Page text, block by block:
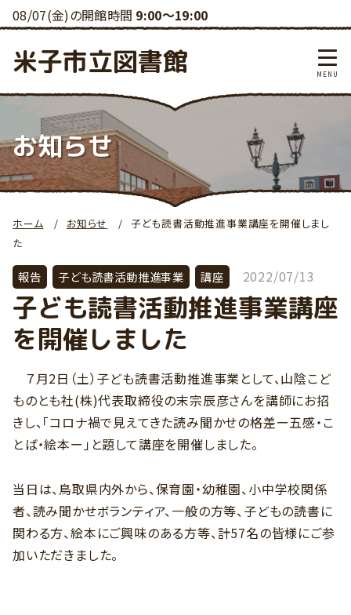
08/07(金)の開館時間 9:00～19:00
米子市立図書館
お知らせ
ホーム お知らせ
子ども読書活動推進事業講座を開催しまし
た
報告 子ども読書活動推進事業 講座 2022/07/13
子ども読書活動推進事業講座
を開催しました
７月2日（土）子ども読書活動推進事業として、山陰こど
ものとも社(株)代表取締役の末宗辰彦さんを講師にお招
きし、「コロナ禍で見えてきた読み聞かせの格差ー五感・こ
とば・絵本ー」と題して講座を開催しました。
当日は、鳥取県内外から、保育園・幼稚園、小中学校関係
者、読み聞かせボランティア、一般の方等、子どもの読書に
関わる方、絵本にご興味のある方等、計57名の皆様にご参
加いただきました。